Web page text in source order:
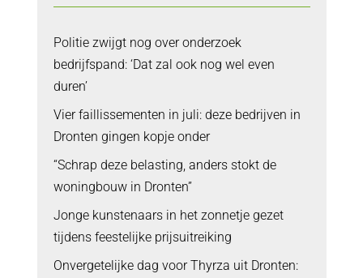
Politie zwijgt nog over onderzoek
bedrijfspand: ‘Dat zal ook nog wel even
duren’
Vier faillissementen in juli: deze bedrijven in
Dronten gingen kopje onder
“Schrap deze belasting, anders stokt de
woningbouw in Dronten”
Jonge kunstenaars in het zonnetje gezet
tijdens feestelijke prijsuitreiking
Onvergetelijke dag voor Thyrza uit Dronten: